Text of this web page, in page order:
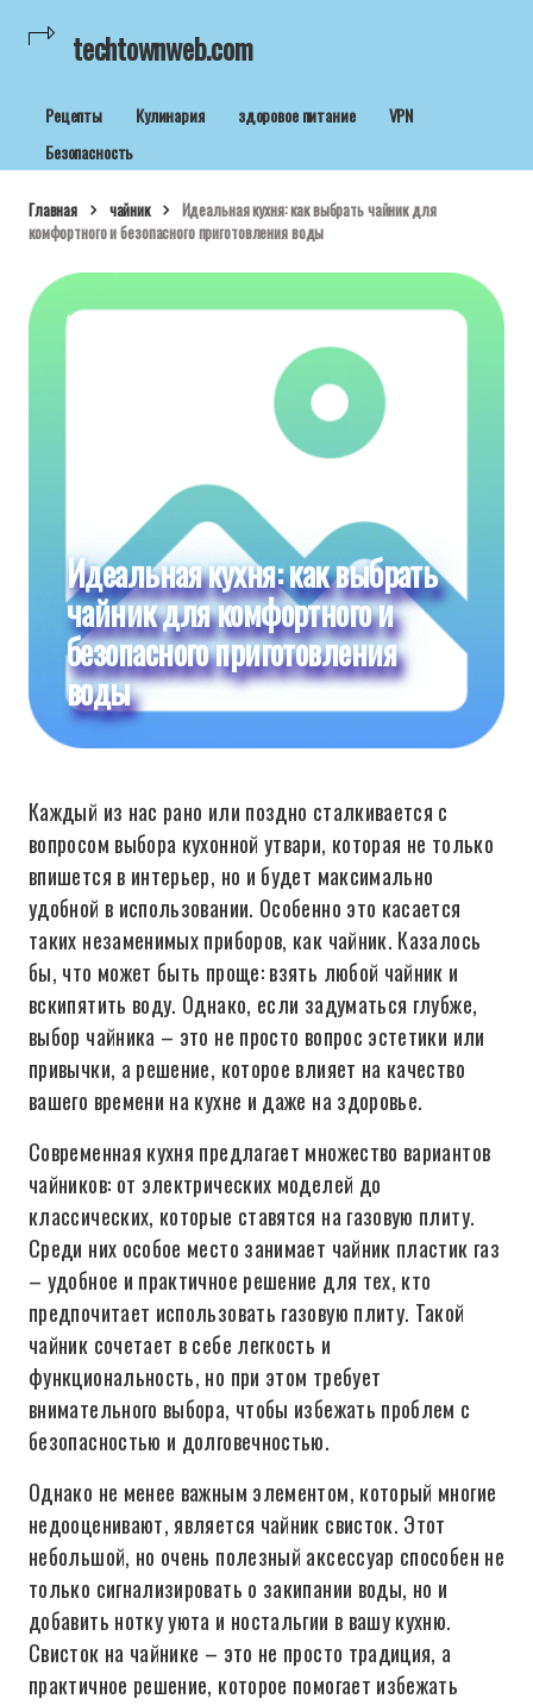
techtownweb.com
Рецепты Кулинария здоровое питание
VPN
Безопасность
Главная чайник
Идеальная кухня: как выбрать чайник для
комфортного и безопасного приготовления воды
techtownweb.com
Идеальная кухня: как выбрать
чайник для комфортного и
безопасного приготовления
воды
Каждый из нас рано или поздно сталкивается с
вопросом выбора кухонной утвари, которая не только
впишется в интерьер, но и будет максимально
удобной в использовании. Особенно это касается
таких незаменимых приборов, как чайник. Казалось
бы, что может быть проще: взять любой чайник и
вскипятить воду. Однако, если задуматься глубже,
выбор чайника – это не просто вопрос эстетики или
привычки, а решение, которое влияет на качество
вашего времени на кухне и даже на здоровье.
Современная кухня предлагает множество вариантов
чайников: от электрических моделей до
классических, которые ставятся на газовую плиту.
Среди них особое место занимает чайник пластик газ
– удобное и практичное решение для тех, кто
предпочитает использовать газовую плиту. Такой
чайник сочетает в себе легкость и
функциональность, но при этом требует
внимательного выбора, чтобы избежать проблем с
безопасностью и долговечностью.
Однако не менее важным элементом, который многие
недооценивают, является чайник свисток. Этот
небольшой, но очень полезный аксессуар способен не
только сигнализировать о закипании воды, но и
добавить нотку уюта и ностальгии в вашу кухню.
Свисток на чайнике – это не просто традиция, а
практичное решение, которое помогает избежать